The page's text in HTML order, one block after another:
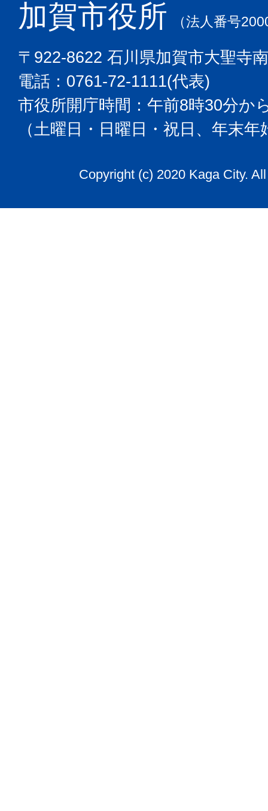
加賀市役所 （法人番号
〒922-8622 石川県加賀市大聖寺
電話：0761-72-1111(代表)
市役所開庁時間：午前8時30分か
（土曜日・日曜日・祝日、年末
Copyright (c) 2020 Kaga City.